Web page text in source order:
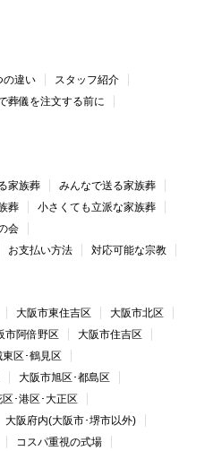
の違い
スタッフ紹介
葬儀を注文する前に
家族葬
みんなで送る家族葬
葬
小さくても立派な家族葬
会
お支払い方法 対応可能な宗教
大阪市東住吉区
大阪市北区
市阿倍野区
大阪市住吉区
区･鶴見区
大阪市旭区･都島区
･港区･大正区
大阪府内(大阪市･堺市以外)
コスパ重視の式場